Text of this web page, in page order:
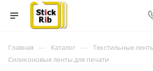
Главная — Каталог — Текстильные
Силиконовые ленты для печати